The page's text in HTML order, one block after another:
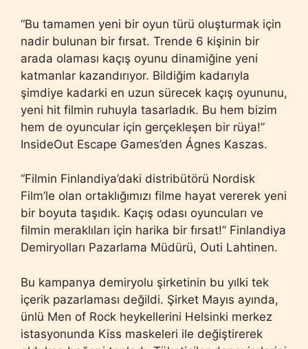
“Bu tamamen yeni bir oyun türü oluşturmak için
nadir bulunan bir fırsat. Trende 6 kişinin bir
arada olaması kaçış oyunu dinamiğine yeni
katmanlar kazandırıyor. Bildiğim kadarıyla
şimdiye kadarki en uzun sürecek kaçış oyununu,
yeni hit filmin ruhuyla tasarladık. Bu hem bizim
hem de oyuncular için gerçekleşen bir rüya!”
InsideOut Escape Games’den Ágnes Kaszas.
“Filmin Finlandiya’daki distribütörü Nordisk
Film’le olan ortaklığımızı filme hayat vererek yeni
bir boyuta taşıdık. Kaçış odası oyuncuları ve
filmin meraklıları için harika bir fırsat!” Finlandiya
Demiryolları Pazarlama Müdürü, Outi Lahtinen.
Bu kampanya demiryolu şirketinin bu yılki tek
içerik pazarlaması değildi. Şirket Mayıs ayında,
ünlü Men of Rock heykellerini Helsinki merkez
istasyonunda Kiss maskeleri ile değiştirerek